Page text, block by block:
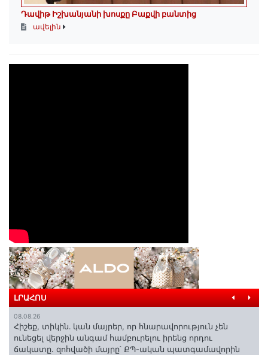
Դավիթ Իշխանյանի խոսքը Բաքվի բանտից
ավելին
ԼՐԱՀՈՍ
08.08.26
Հիշեք, տիկին․ կան մայրեր, որ հնարավորություն չեն
ունեցել վերջին անգամ համբուրելու իրենց որդու
ճակատը. զոհվածի մայրը՝ ՔՊ-ական պատգամավորին